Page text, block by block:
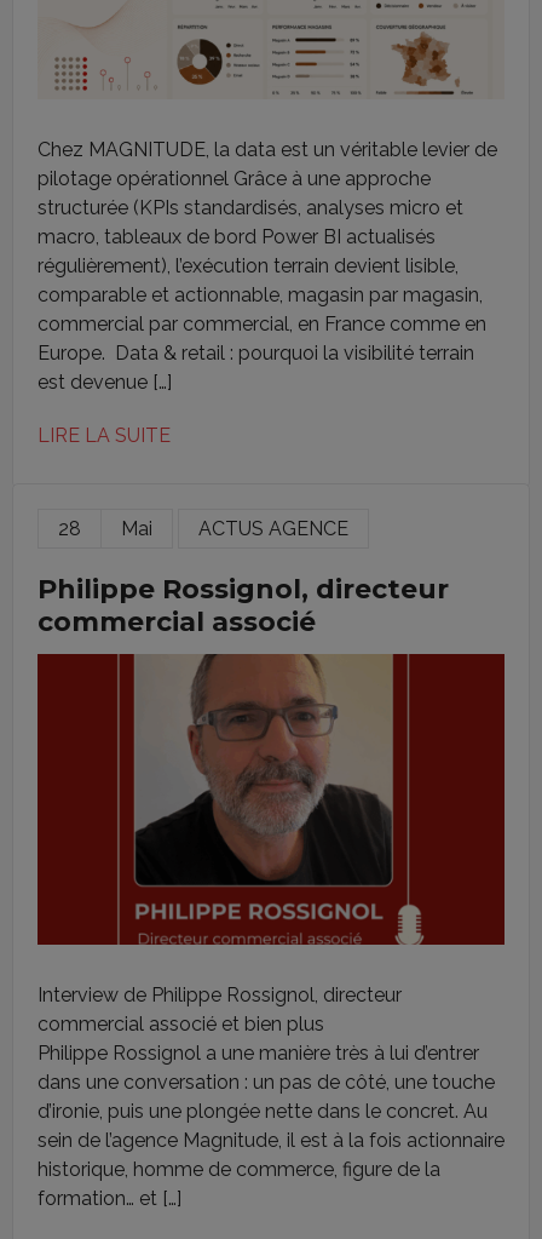
Chez MAGNITUDE, la data est un véritable levier de
pilotage opérationnel Grâce à une approche
structurée (KPIs standardisés, analyses micro et
macro, tableaux de bord Power BI actualisés
régulièrement), l’exécution terrain devient lisible,
comparable et actionnable, magasin par magasin,
commercial par commercial, en France comme en
Europe. Data & retail : pourquoi la visibilité terrain
est devenue […]
LIRE LA SUITE
28 Mai ACTUS AGENCE
Philippe Rossignol, directeur
commercial associé
Interview de Philippe Rossignol, directeur
commercial associé et bien plus
Philippe Rossignol a une manière très à lui d’entrer
dans une conversation : un pas de côté, une touche
d’ironie, puis une plongée nette dans le concret. Au
sein de l’agence Magnitude, il est à la fois actionnaire
historique, homme de commerce, figure de la
formation… et […]